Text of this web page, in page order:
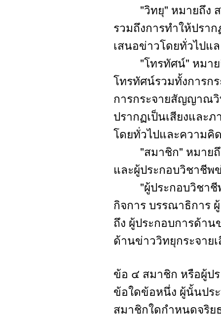
"วิทยุ" หมายถึง สถ
รวมถึงการทำให้ปรา
เสนอข่าวโดยทั่วไปแ
"โทรทัศน์" หมายถึ
โทรทัศน์รวมทั้งการ
การกระจายสัญญาณวิ
ปรากฏเป็นเสียงและ
โดยทั่วไปและความคิ
"สมาชิก" หมายถึง
และผู้ประกอบวิชาชี
"ผู้ประกอบวิชาชีพ
กิจการ บรรณาธิการ
ถึง ผู้ประกอบการด้า
ด้านข่าววิทยุกระจาย
ข้อ ๔ สมาชิก หรือผู้ป
ข้อใดข้อหนึ่ง ผู้นั้นปร
สมาชิกใดกำหนดจริย